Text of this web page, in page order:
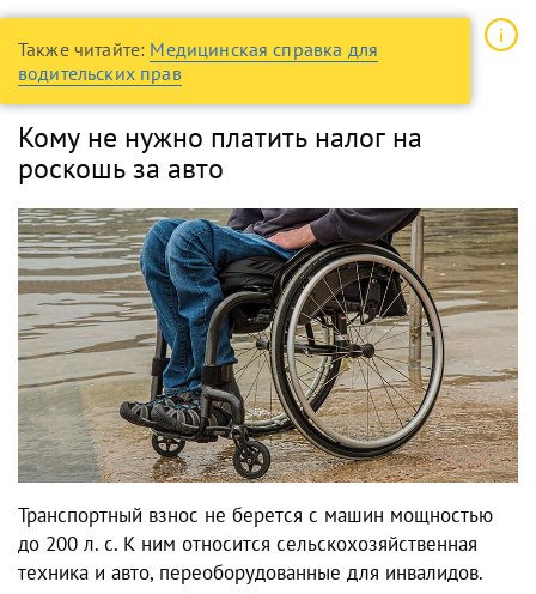
Также читайте: Медицинская справка для
водительских прав
Кому не нужно платить налог на
роскошь за авто
Транспортный взнос не берется с машин мощностью
до 200 л. с. К ним относится сельскохозяйственная
техника и авто, переоборудованные для инвалидов.